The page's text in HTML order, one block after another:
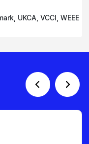
UKCA, VCCI, WEEE